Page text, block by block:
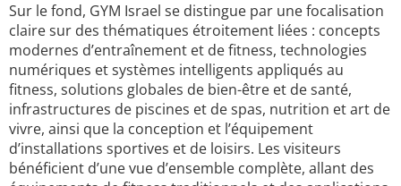
Sur le fond, GYM Israel se distingue par une focalisation
claire sur des thématiques étroitement liées : concepts
modernes d’entraînement et de fitness, technologies
numériques et systèmes intelligents appliqués au
fitness, solutions globales de bien-être et de santé,
infrastructures de piscines et de spas, nutrition et art de
vivre, ainsi que la conception et l’équipement
d’installations sportives et de loisirs. Les visiteurs
bénéficient d’une vue d’ensemble complète, allant des